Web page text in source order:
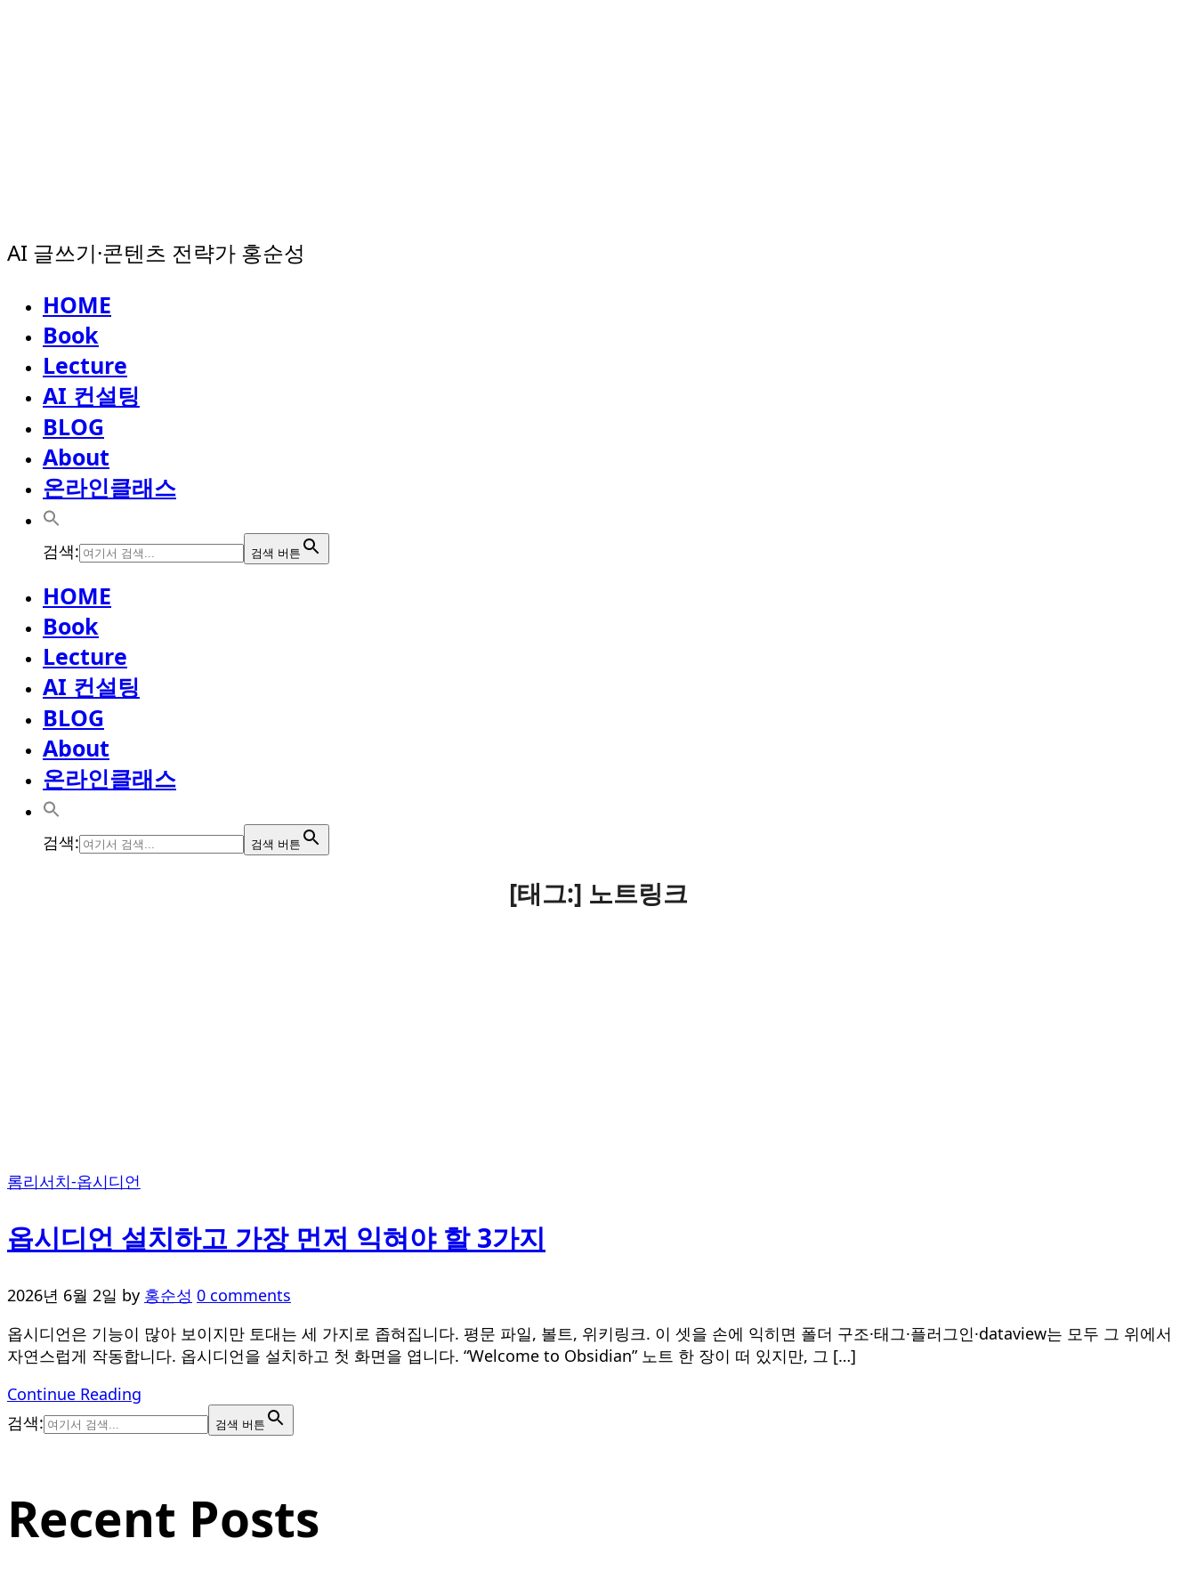
AI 글쓰기·콘텐츠 전략가 홍순성
HOME
Book
Lecture
AI 컨설팅
BLOG
About
온라인클래스
검색: 검색 버튼
HOME
Book
Lecture
AI 컨설팅
BLOG
About
온라인클래스
검색: 검색 버튼
[태그:] 노트링크
롬리서치-옵시디언
옵시디언 설치하고 가장 먼저 익혀야 할 3가지
2026년 6월 2일 by 홍순성 0 comments
옵시디언은 기능이 많아 보이지만 토대는 세 가지로 좁혀집니다. 평문 파일, 볼트, 위키링크. 이 셋을 손에 익히면 폴더 구조·태그·플러그인·dataview는 모두 그 위에서
자연스럽게 작동합니다. 옵시디언을 설치하고 첫 화면을 엽니다. “Welcome to Obsidian” 노트 한 장이 떠 있지만, 그 […]
Continue Reading
검색:
검색 버튼
Recent Posts